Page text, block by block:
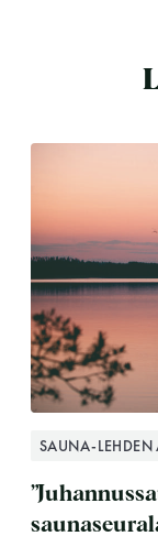
SAUNA-LEHDEN